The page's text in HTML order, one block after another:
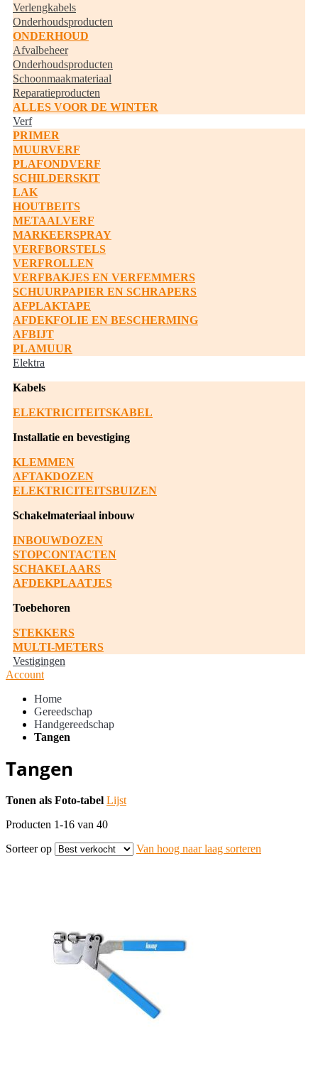
Verlengkabels
Onderhoudsproducten
ONDERHOUD
Afvalbeheer
Onderhoudsproducten
Schoonmaakmateriaal
Reparatieproducten
ALLES VOOR DE WINTER
Verf
PRIMER
MUURVERF
PLAFONDVERF
SCHILDERSKIT
LAK
HOUTBEITS
METAALVERF
MARKEERSPRAY
VERFBORSTELS
VERFROLLEN
VERFBAKJES EN VERFEMMERS
SCHUURPAPIER EN SCHRAPERS
AFPLAKTAPE
AFDEKFOLIE EN BESCHERMING
AFBIJT
PLAMUUR
Elektra
Kabels
ELEKTRICITEITSKABEL
Installatie en bevestiging
KLEMMEN
AFTAKDOZEN
ELEKTRICITEITSBUIZEN
Schakelmateriaal inbouw
INBOUWDOZEN
STOPCONTACTEN
SCHAKELAARS
AFDEKPLAATJES
Toebehoren
STEKKERS
MULTI-METERS
Vestigingen
Account
Home
Gereedschap
Handgereedschap
Tangen
Tangen
Tonen als Foto-tabel Lijst
Producten 1-16 van 40
Sorteer op
Van hoog naar laag sorteren